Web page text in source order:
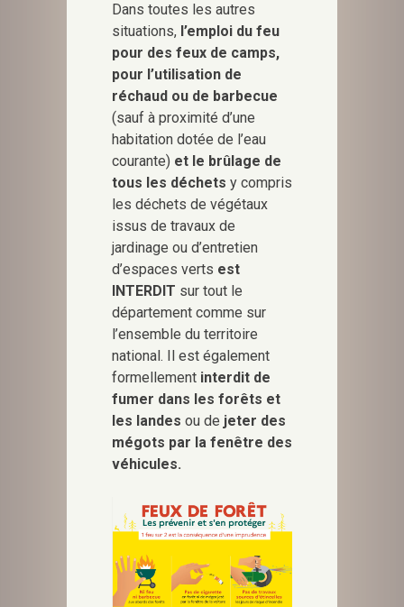
Dans toutes les autres
situations, l’emploi du feu
pour des feux de camps,
pour l’utilisation de
réchaud ou de barbecue
(sauf à proximité d’une
habitation dotée de l’eau
courante) et le brûlage de
tous les déchets y compris
les déchets de végétaux
issus de travaux de
jardinage ou d’entretien
d’espaces verts est
INTERDIT sur tout le
département comme sur
l’ensemble du territoire
national. Il est également
formellement interdit de
fumer dans les forêts et
les landes ou de jeter des
mégots par la fenêtre des
véhicules.